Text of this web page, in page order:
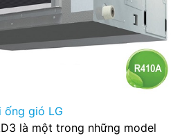
ống gió LG
là một trong những model